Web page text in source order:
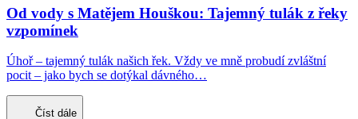
Od vody s Matějem Houškou: Tajemný tulák z řeky
vzpomínek
Úhoř – tajemný tulák našich řek. Vždy ve mně probudí zvláštní
pocit – jako bych se dotýkal dávného…
Číst dále